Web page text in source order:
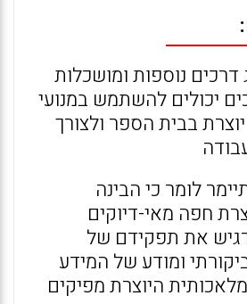
נוספות ומושכלות
יכולים להשתמש במנועי
בבית הספר ולצורך
לומר כי הבינה
חפה מאי-דיוקים
את תפקידם של
ומודע של המידע
היוצרת מפיקים